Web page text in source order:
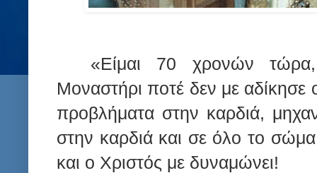
«Είμαι 70 χρονών
Μοναστήρι ποτέ δεν με
προβλήματα στην καρδιά,
στην καρδιά και σε όλο το
και ο Χριστός με δυναμώνει!